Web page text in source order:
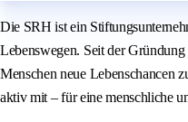
Die SRH ist ein
Lebenswegen. Seit der
Menschen neue Lebenschancen
aktiv mit – für eine menschliche